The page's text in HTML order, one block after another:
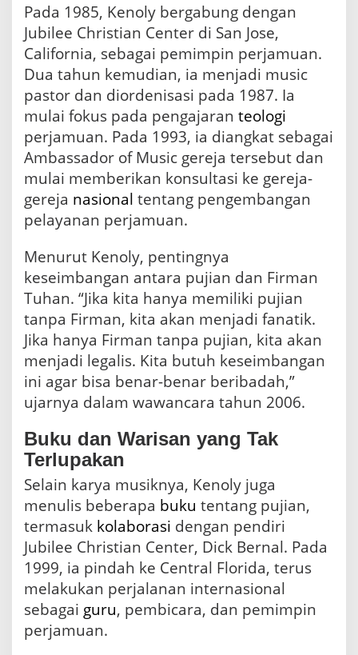
Pada 1985, Kenoly bergabung dengan
Jubilee Christian Center di San Jose,
California, sebagai pemimpin perjamuan.
Dua tahun kemudian, ia menjadi music
pastor dan diordenisasi pada 1987. Ia
mulai fokus pada pengajaran teologi
perjamuan. Pada 1993, ia diangkat sebagai
Ambassador of Music gereja tersebut dan
mulai memberikan konsultasi ke gereja-
gereja nasional tentang pengembangan
pelayanan perjamuan.
Menurut Kenoly, pentingnya
keseimbangan antara pujian dan Firman
Tuhan. “Jika kita hanya memiliki pujian
tanpa Firman, kita akan menjadi fanatik.
Jika hanya Firman tanpa pujian, kita akan
menjadi legalis. Kita butuh keseimbangan
ini agar bisa benar-benar beribadah,”
ujarnya dalam wawancara tahun 2006.
Buku dan Warisan yang Tak
Terlupakan
Selain karya musiknya, Kenoly juga
menulis beberapa buku tentang pujian,
termasuk kolaborasi dengan pendiri
Jubilee Christian Center, Dick Bernal. Pada
1999, ia pindah ke Central Florida, terus
melakukan perjalanan internasional
sebagai guru, pembicara, dan pemimpin
perjamuan.